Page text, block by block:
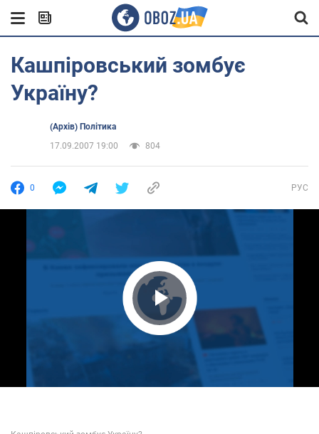
Кашпіровський зомбує
Україну?
(Архів) Політика
17.09.2007 19:00
804
0 РУС
Play Video